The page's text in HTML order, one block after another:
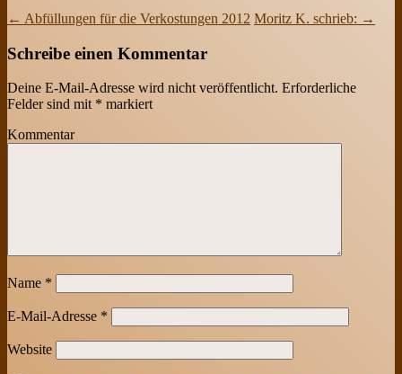
← Abfüllungen für die Verkostungen 2012 Moritz K. schrieb: →
Schreibe einen Kommentar
Deine E-Mail-Adresse wird nicht veröffentlicht. Erforderliche
Felder sind mit * markiert
Kommentar
Name *
E-Mail-Adresse *
Website